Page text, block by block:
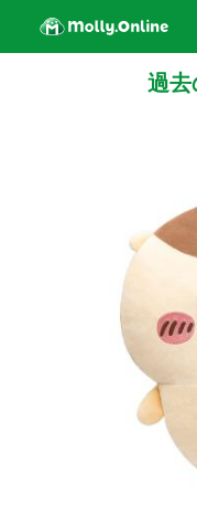
過去